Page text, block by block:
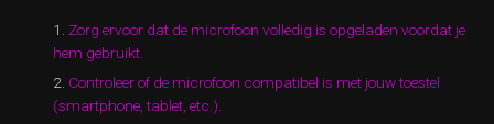
Zorg ervoor dat de microfoon volledig is opgeladen voordat je
hem gebruikt.
Controleer of de microfoon compatibel is met jouw toestel
(smartphone, tablet, etc.).